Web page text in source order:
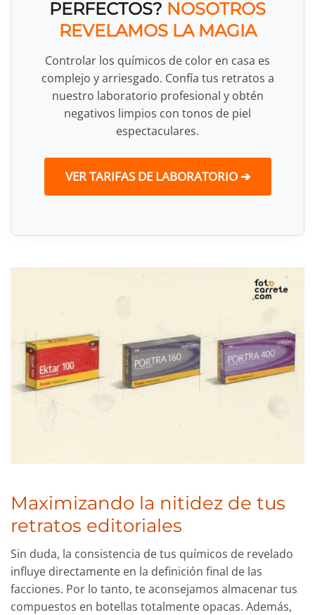
PERFECTOS? NOSOTROS
REVELAMOS LA MAGIA
Controlar los químicos de color en casa es
complejo y arriesgado. Confía tus retratos a
nuestro laboratorio profesional y obtén
negativos limpios con tonos de piel
espectaculares.
VER TARIFAS DE LABORATORIO ➔
Maximizando la nitidez de tus
retratos editoriales
Sin duda, la consistencia de tus químicos de revelado
influye directamente en la definición final de las
facciones. Por lo tanto, te aconsejamos almacenar tus
compuestos en botellas totalmente opacas. Además,